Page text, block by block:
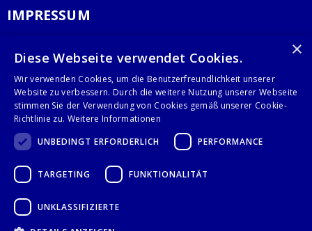
IMPRESSUM
AGB
KONTAKT
Stalgast GmbH
28359 Bremen
+49 421 408844-0
×
Diese Webseite verwendet Cookies.
Wir verwenden Cookies, um die Benutzerfreundlichkeit unserer
Website zu verbessern. Durch die weitere Nutzung unserer Webseite
stimmen Sie der Verwendung von Cookies gemäß unserer Cookie-
Richtlinie zu. Weitere Informationen
UNBEDINGT ERFORDERLICH
PERFORMANCE
TARGETING FUNKTIONALITÄT
UNKLASSIFIZIERTE